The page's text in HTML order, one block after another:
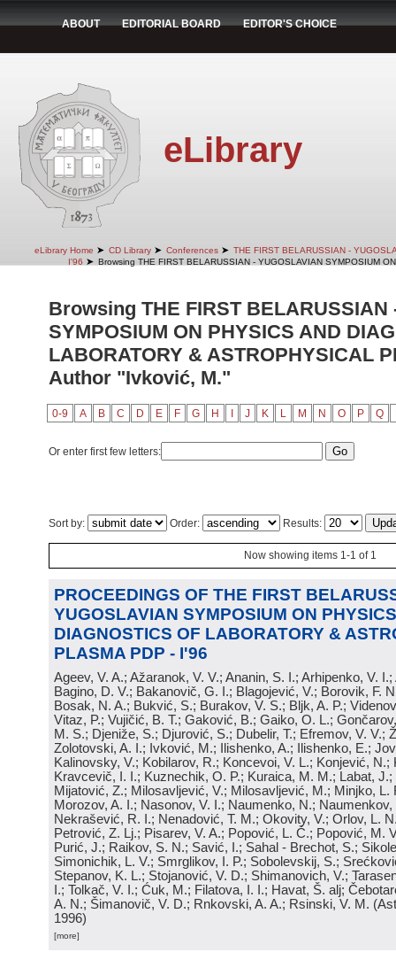
ABOUT EDITORIAL BOARD EDITOR'S CHOICE
eLibrary
eLibrary Home ➤ CD Library ➤ Conferences ➤ THE FIRST BELARUSSIAN -
I'96 ➤ Browsing THE FIRST BELARUSSIAN - YUGOSLAVIAN SYMPOSIUM
Browsing THE FIRST BELARUSSIAN
SYMPOSIUM ON PHYSICS AND
LABORATORY & ASTROPHYSICAL
Author "Ivković, M."
0-9 A B C D E F G H J K L M N O P Q
Or enter first few letters:
Sort by: Order: Results:
Now showing items 1-1 of 1
PROCEEDINGS OF THE FIRST
YUGOSLAVIAN SYMPOSIUM ON
DIAGNOSTICS OF LABORATORY &
PLASMA PDP - I'96
Ageev, V. A.; Ažaranok, V. V.; Ananin, S. I.; Arhipenko, V.
Bagino, D. V.; Bakanovič, G. I.; Blagojević, V.; Borovik, F.
Bosak, N. A.; Bukvić, S.; Burakov, V. S.; Bljk, A. P.;
Vitaz, P.; Vujičić, B. T.; Gaković, B.; Gaiko, O. L.;
M. S.; Djeniže, S.; Djurović, S.; Dubelir, T.; Efremov, V. V.;
Zolotovski, A. I.; Ivković, M.; Ilishenko, A.; Ilishenko, E.;
Kalinovsky, V.; Kobilarov, R.; Koncevoi, V. L.; Konjević, N.;
Kravcevič, I. I.; Kuznechik, O. P.; Kuraica, M. M.; Labat,
Mijatović, Z.; Milosavljević, V.; Milosavljević, M.; Minjko, L.
Morozov, A. I.; Nasonov, V. I.; Naumenko, N.; Naumenkov,
Nekrašević, R. I.; Nenadović, T. M.; Okovity, V.; Orlov, L.
Petrović, Z. Lj.; Pisarev, V. A.; Popović, L. Č.; Popović, M.
Purić, J.; Raikov, S. N.; Savić, I.; Sahal - Brechot, S.;
Simonichik, L. V.; Smrglikov, I. P.; Sobolevskij, S.;
Stepanov, K. L.; Stojanović, V. D.; Shimanovich, V.;
I.; Tolkač, V. I.; Ćuk, M.; Filatova, I. I.; Havat, Š. alj;
A. N.; Šimanovič, V. D.; Rnkovski, A. A.; Rsinski, V. M. (
1996)
[more]